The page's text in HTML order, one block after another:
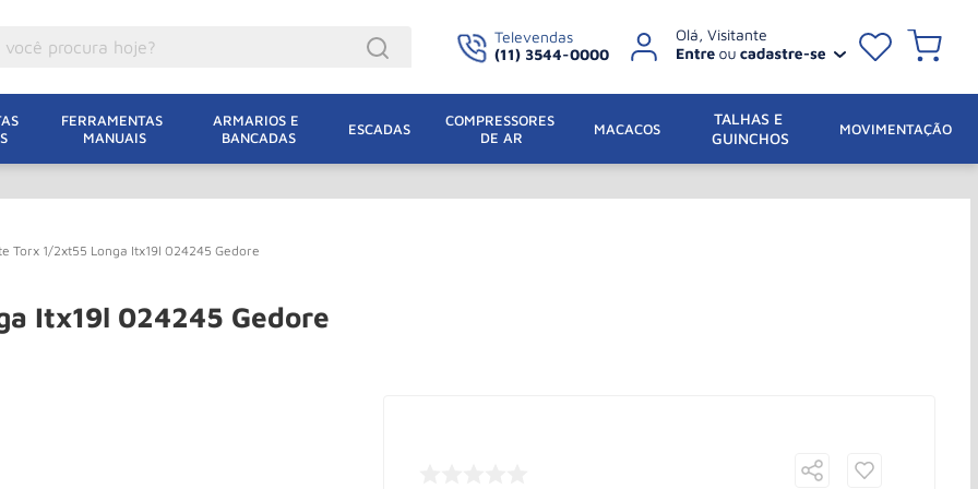
Televendas
(11) 3544-0000
FERRAMENTAS
MANUAIS
ARMARIOS E
BANCADAS
ESCADAS
COMPRESSORES
DE AR
MACACOS
TALHAS E
GUINCHOS
MOVIMENTAÇÃO
Torx 1/2xt55 Longa Itx19l 024245 Gedore
Itx19l 024245 Gedore
Eletrica